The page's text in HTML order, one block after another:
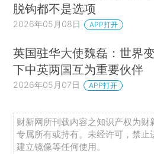
脱钩都不是选项
2026年05月08日 APP打开
英国驻华大使魏磊：世界
下中英两国互为重要伙伴
2026年05月07日 APP打开
财新网所刊载内容之知识产权为财
专属所有或持有。未经许可，禁止
建立镜像等任何使用。